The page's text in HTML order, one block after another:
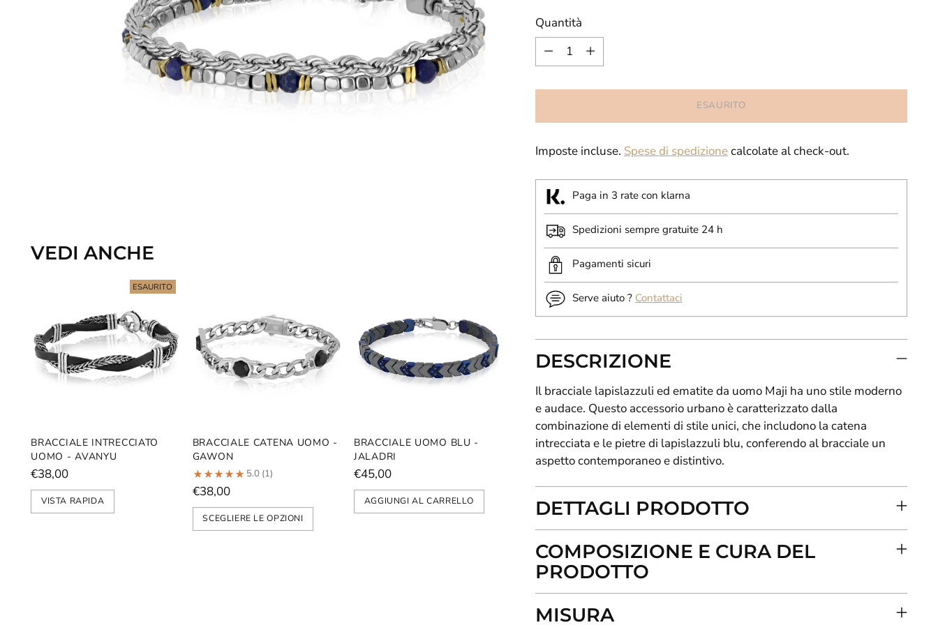
VEDI ANCHE
ESAURITO
BRACCIALE INTRECCIATO
UOMO - AVANYU
€38,00
VISTA RAPIDA
BRACCIALE CATENA UOMO -
GAWON
5.0 (1)
€38,00
SCEGLIERE LE OPZIONI
BRACCIALE UOMO BLU -
JALADRI
€45,00
AGGIUNGI AL CARRELLO
listino
Quantità
Quantità
ESAURITO
Imposte incluse. Spese di spedizionecalcolate al check-out.
Paga in 3 rate con klarna
Spedizioni sempre gratuite 24 h
Pagamenti sicuri
Serve aiuto ? Contattaci
DESCRIZIONE
Il bracciale lapislazzuli ed ematite da uomo Maji ha uno stile moderno
e audace. Questo accessorio urbano è caratterizzato dalla
combinazione di elementi di stile unici, che includono la catena
intrecciata e le pietre di lapislazzuli blu, conferendo al bracciale un
aspetto contemporaneo e distintivo.
DETTAGLI PRODOTTO
COMPOSIZIONE E CURA DEL
PRODOTTO
MISURA